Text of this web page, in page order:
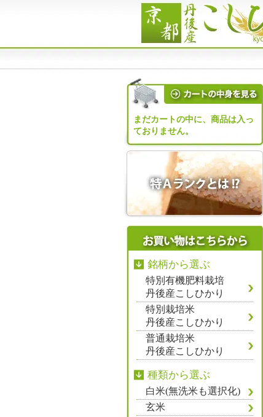
まだカートの中に、商品は入っ
ておりません。
銘柄から選ぶ
特別有機肥料栽培
丹後産こしひかり
特別栽培米
丹後産こしひかり
普通栽培米
丹後産こしひかり
種類から選ぶ
白米(無洗米も選択化)
玄米